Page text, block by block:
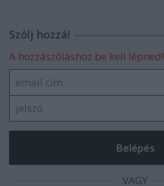
Szólj hozzá!
A hozzászóláshoz be kell lépned!
VAGY